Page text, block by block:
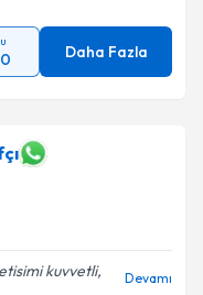
Daha Fazla
kuvvetli,